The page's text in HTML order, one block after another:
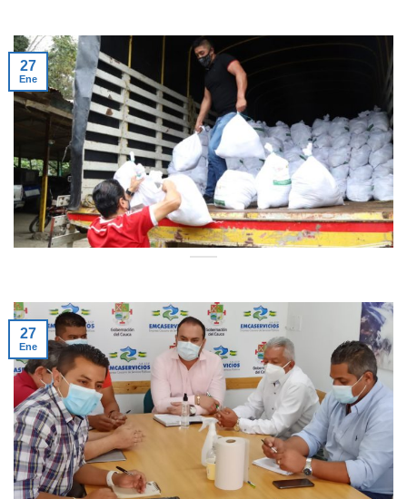
27
Ene
27
Ene